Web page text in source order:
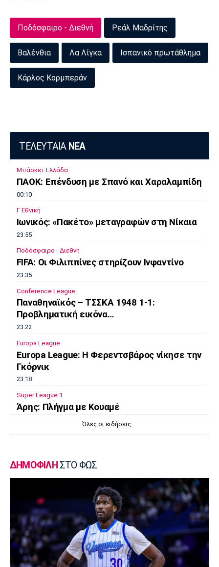
Ποδόσφαιρο - Διεθνή Ρεάλ Μαδρίτης
Βαλένθια Λα Λίγκα Ισπανικό πρωτάθλημα
Κάρλος Κορμπεράν
ΤΕΛΕΥΤΑΙΑ ΝΕΑ
Μπάσκετ Ελλάδα
ΠΑΟΚ: Επένδυση με Σπανό και Χαραλαμπίδη
00:10
Γ Εθνική
Ιωνικός: «Πακέτο» μεταγραφών στη Νίκαια
23:55
Ποδόσφαιρο - Διεθνή
FIFA: Οι Φιλιππίνες στηρίζουν Ινφαντίνο
23:35
Conference League
Παναθηναϊκός – ΤΣΣΚΑ 1948 1-1:
Προβληματική εικόνα…
23:22
Europa League
Europa League: Η Φερεντσβάρος νίκησε την
Γκόρνικ
23:18
Super League 1
Άρης: Πλήγμα με Κουαμέ
Champions League
Φενέρμπαχτσε
Πήρε Αλμπάνη η ΑΕΛ Novibet
Super League 1
Ο Μόουρα όντως είναι ψηλά στη λίστα
22:49
Όλες οι ειδήσεις
ΔΗΜΟΦΙΛΗ ΣΤΟ ΦΩΣ